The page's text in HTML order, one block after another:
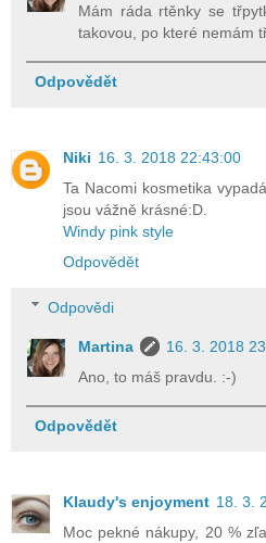
Mám ráda rtěnky se
takovou, po které nemám
Odpovědět
Niki 16. 3. 2018 22:43:00
Ta Nacomi kosmetika
jsou vážně krásné:D.
Windy pink style
Odpovědět
Odpovědi
Martina
16. 3. 2018
Ano, to máš pravdu. :-)
Odpovědět
Klaudy's enjoyment 18. 3.
Moc pekné nákupy, 20 %